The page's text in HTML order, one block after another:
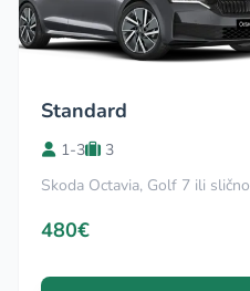
Standard
1-3
3
Skoda Octavia, Golf 7 ili slično
480€